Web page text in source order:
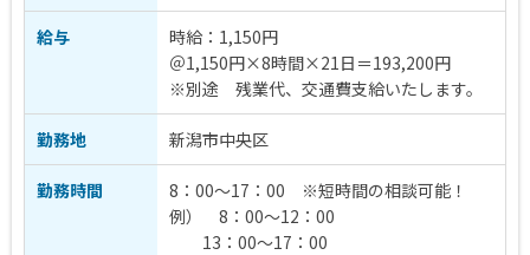
給与
時給：1,150円
＠1,150円×8時間×21日＝193,200円
※別途 残業代、交通費支給いたします。
勤務地 新潟市中央区
勤務時間
8：00～17：00 ※短時間の相談可能！
例） 8：00～12：00
13：00～17：00